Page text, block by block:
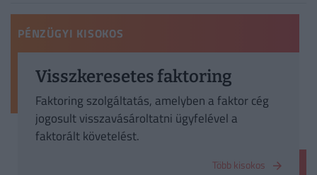
PÉNZÜGYI KISOKOS
Visszkeresetes faktoring
Faktoring szolgáltatás, amelyben a faktor cég
jogosult visszavásároltatni ügyfelével a
faktorált követelést.
Több kisokos